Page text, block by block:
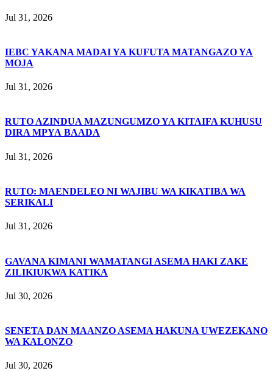
Jul 31, 2026
IEBC YAKANA MADAI YA KUFUTA MATANGAZO YA
MOJA
Jul 31, 2026
RUTO AZINDUA MAZUNGUMZO YA KITAIFA KUHUSU
DIRA MPYA BAADA
Jul 31, 2026
RUTO: MAENDELEO NI WAJIBU WA KIKATIBA WA
SERIKALI
Jul 31, 2026
GAVANA KIMANI WAMATANGI ASEMA HAKI ZAKE
ZILIKIUKWA KATIKA
Jul 30, 2026
SENETA DAN MAANZO ASEMA HAKUNA UWEZEKANO
WA KALONZO
Jul 30, 2026